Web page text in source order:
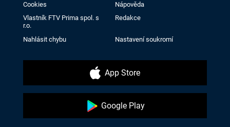
Cookies
Nápověda
Vlastník FTV Prima spol. s
r.o.
Redakce
Nahlásit chybu Nastavení soukromí
App Store
Google Play